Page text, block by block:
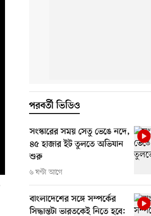
পরবর্তী ভিডিও
সংস্কারের সময় সেতু ভেঙে নদে,
৪৫ হাজার ইট তুলতে অভিযান
শুরু
৬ ঘণ্টা আগে
বাংলাদেশের সঙ্গে সম্পর্কের
সিদ্ধান্তটা ভারতকেই নিতে হবে: